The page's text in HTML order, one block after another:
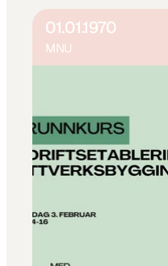
01.01.1970
MNU